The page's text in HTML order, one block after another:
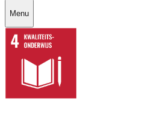
Menu